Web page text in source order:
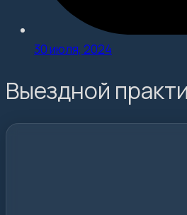
30 июля, 2024
Выездной